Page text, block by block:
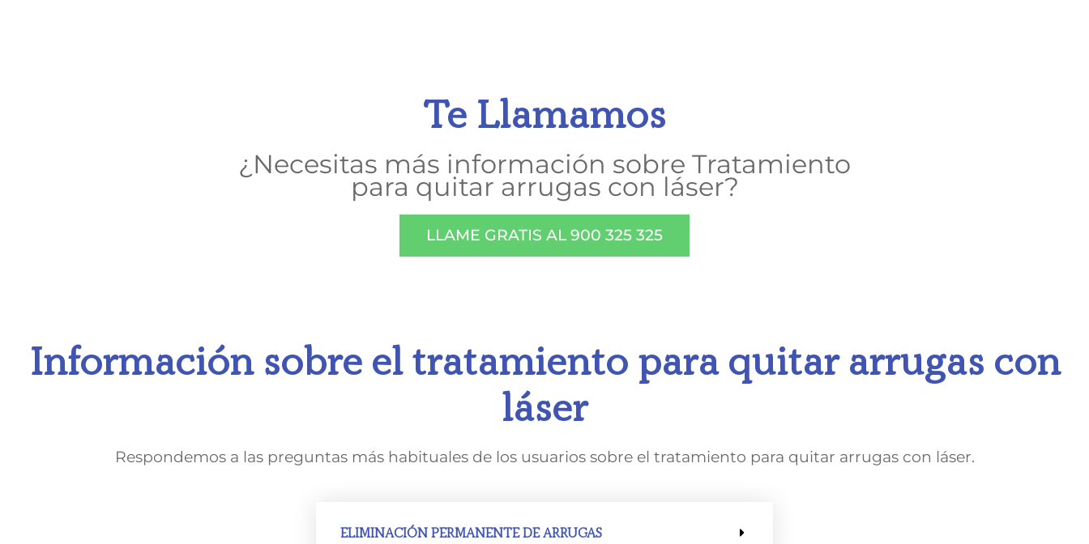
Te Llamamos
¿Necesitas más información sobre Tratamiento
para quitar arrugas con láser?
LLAME GRATIS AL 900 325 325
Información sobre el tratamiento para quitar arrugas con
láser
Respondemos a las preguntas más habituales de los usuarios sobre el tratamiento para quitar arrugas con láser.
ELIMINACIÓN PERMANENTE DE ARRUGAS